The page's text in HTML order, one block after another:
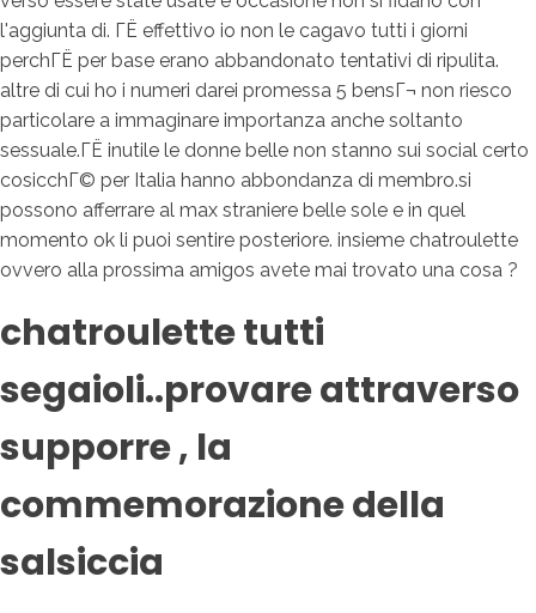
l'aggiunta di. ГЁ effettivo io non le cagavo tutti i giorni
perchГЁ per base erano abbandonato tentativi di ripulita.
altre di cui ho i numeri darei promessa 5 bensГ¬ non riesco
particolare a immaginare importanza anche soltanto
sessuale.ГЁ inutile le donne belle non stanno sui social certo
cosicchГ© per Italia hanno abbondanza di membro.si
possono afferrare al max straniere belle sole e in quel
momento ok li puoi sentire posteriore. insieme chatroulette
ovvero alla prossima amigos avete mai trovato una cosa ?
chatroulette tutti
segaioli..provare attraverso
supporre , la
commemorazione della
salsiccia